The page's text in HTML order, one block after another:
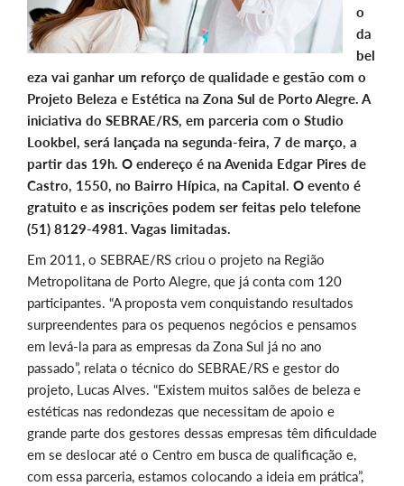
o
da
bel
eza vai ganhar um reforço de qualidade e gestão com o
Projeto Beleza e Estética na Zona Sul de Porto Alegre. A
iniciativa do SEBRAE/RS, em parceria com o Studio
Lookbel, será lançada na segunda-feira, 7 de março, a
partir das 19h. O endereço é na Avenida Edgar Pires de
Castro, 1550, no Bairro Hípica, na Capital. O evento é
gratuito e as inscrições podem ser feitas pelo telefone
(51) 8129-4981. Vagas limitadas.
Em 2011, o SEBRAE/RS criou o projeto na Região
Metropolitana de Porto Alegre, que já conta com 120
participantes. “A proposta vem conquistando resultados
surpreendentes para os pequenos negócios e pensamos
em levá-la para as empresas da Zona Sul já no ano
passado”, relata o técnico do SEBRAE/RS e gestor do
projeto, Lucas Alves. “Existem muitos salões de beleza e
estéticas nas redondezas que necessitam de apoio e
grande parte dos gestores dessas empresas têm dificuldade
em se deslocar até o Centro em busca de qualificação e,
com essa parceria, estamos colocando a ideia em prática”,